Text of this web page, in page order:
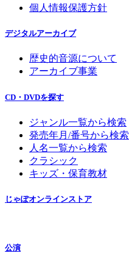
個人情報保護方針
デジタルアーカイブ
歴史的音源について
アーカイブ事業
CD・DVDを探す
ジャンル一覧から検索
発売年月/番号から検索
人名一覧から検索
クラシック
キッズ・保育教材
じゃぽオンラインストア
公演